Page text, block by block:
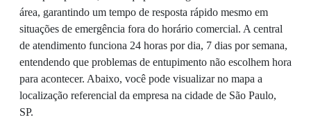
área, garantindo um tempo de resposta rápido mesmo em
situações de emergência fora do horário comercial. A central
de atendimento funciona 24 horas por dia, 7 dias por semana,
entendendo que problemas de entupimento não escolhem hora
para acontecer. Abaixo, você pode visualizar no mapa a
localização referencial da empresa na cidade de São Paulo,
SP.